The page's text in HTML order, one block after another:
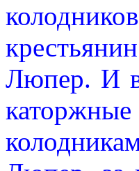
Люпер. И